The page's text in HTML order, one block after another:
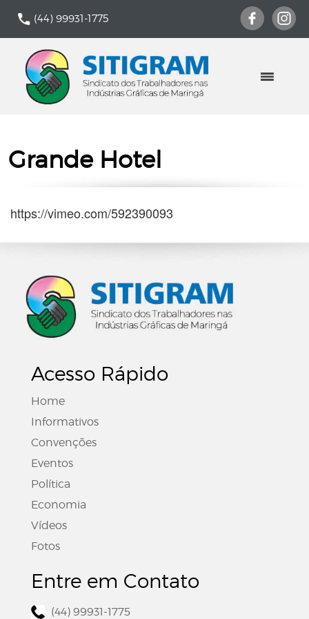
(44) 99931-1775
Grande Hotel
https://vimeo.com/592390093
Acesso Rápido
Home
Informativos
Convenções
Eventos
Política
Economia
Vídeos
Fotos
Entre em Contato
(44) 99931-1775